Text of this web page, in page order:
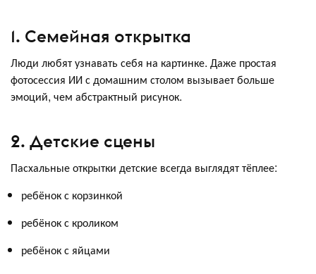
1. Семейная открытка
Люди любят узнавать себя на картинке. Даже простая
фотосессия ИИ с домашним столом вызывает больше
эмоций, чем абстрактный рисунок.
2. Детские сцены
Пасхальные открытки детские всегда выглядят тёплее:
ребёнок с корзинкой
ребёнок с кроликом
ребёнок с яйцами